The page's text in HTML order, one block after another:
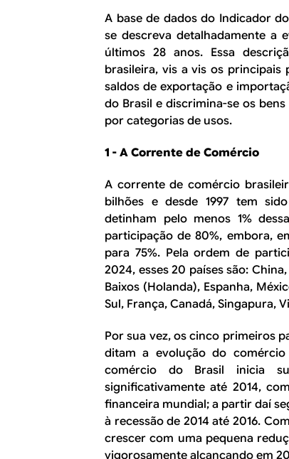
A base de dados do Indicador
se descreva detalhadamente a
últimos 28 anos. Essa
brasileira, vis a vis os principais
saldos de exportação e
do Brasil e discrimina-se os
por categorias de usos.
1 - A Corrente de Comércio
A corrente de comércio
bilhões e desde 1997 tem
detinham pelo menos 1%
participação de 80%, embora,
para 75%. Pela ordem de
2024, esses 20 países são:
Baixos (Holanda), Espanha,
Sul, França, Canadá, Singapura,
Por sua vez, os cinco primeiros
ditam a evolução do
comércio do Brasil inicia
significativamente até 2014,
financeira mundial; a partir daí
à recessão de 2014 até 2016.
crescer com uma pequena
vigorosamente alcançando em